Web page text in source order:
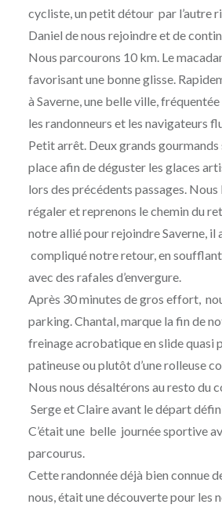
cycliste, un petit détour par l’autre
Daniel de nous rejoindre et de
Nous parcourons 10 km. Le
favorisant une bonne glisse.
à Saverne, une belle ville,
les randonneurs et les navigateurs
Petit arrêt. Deux grands gourmands
place afin de déguster les glaces
lors des précédents passages. Nous
régaler et reprenons le chemin du
notre allié pour rejoindre Saverne, il
compliqué notre retour, en
avec des rafales d’envergure.
Après 30 minutes de gros effort,
parking. Chantal, marque la fin de
freinage acrobatique en slide quasi
patineuse ou plutôt d’une rolleuse
Nous nous désaltérons au resto du
Serge et Claire avant le départ
C’était une belle journée sportive
parcourus.
Cette randonnée déjà bien connue
nous, était une découverte pour les